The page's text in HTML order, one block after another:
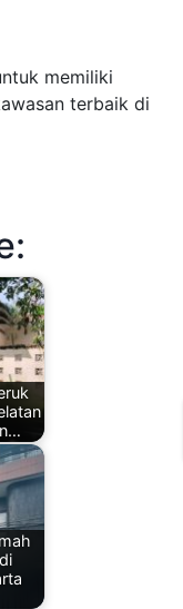
memiliki
terbaik di